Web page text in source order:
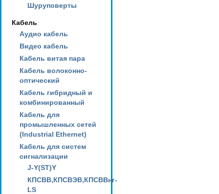
Шуруповерты
Кабель
Аудио кабель
Видео кабель
Кабель витая пара
Кабель волоконно-
оптический
Кабель гибридный и
комбинированный
Кабель для
промышленных сетей
(Industrial Ethernet)
Кабель для систем
сигнализации
J-Y(ST)Y
КПСВВ,КПСВЭВ,КПСВВнг-
LS